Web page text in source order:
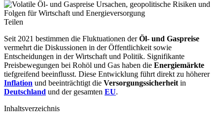
Teilen
Seit 2021 bestimmen die Fluktuationen derÖl- und Gaspreise
vermehrt die Diskussionen in der Öffentlichkeit sowie
Entscheidungen in der Wirtschaft und Politik. Signifikante
Preisbewegungen bei Rohöl und Gas haben die Energiemärkte
tiefgreifend beeinflusst. Diese Entwicklung führt direkt zu höherer
Inflation und beeinträchtigt die Versorgungssicherheit in
Deutschland und der gesamten EU.
Inhaltsverzeichnis